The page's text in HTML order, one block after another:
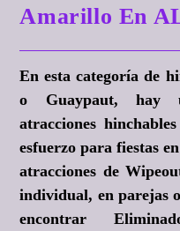
Amarillo En
En esta categoría de
o Guaypaut, hay
atracciones
esfuerzo para fiestas
atracciones de
individual, en parejas
encontrar